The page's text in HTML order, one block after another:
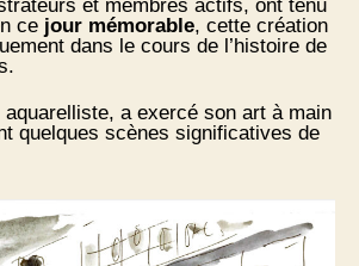
et membres actifs, ont tenu
ce jour mémorable, cette création
dans le cours de l’histoire de
aquarelliste, a exercé son art à main
quelques scènes significatives de